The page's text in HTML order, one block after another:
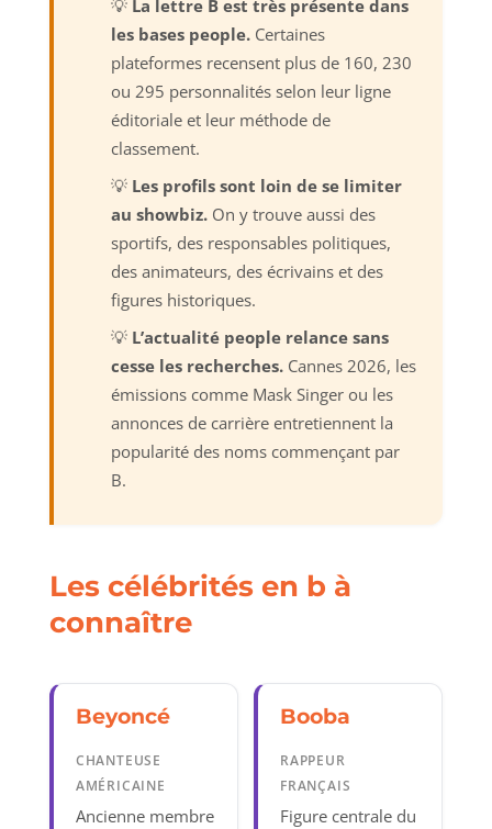
💡 La lettre B est très présente dans
les bases people.Certaines
plateformes recensent plus de 160, 230
ou 295 personnalités selon leur ligne
éditoriale et leur méthode de
classement.
💡 Les profils sont loin de se limiter
au showbiz.On y trouve aussi des
sportifs, des responsables politiques,
des animateurs, des écrivains et des
figures historiques.
💡 L’actualité people relance sans
cesse les recherches.Cannes 2026, les
émissions comme Mask Singer ou les
annonces de carrière entretiennent la
popularité des noms commençant par
B.
Les célébrités en b à
connaître
Beyoncé
CHANTEUSE
AMÉRICAINE
Ancienne membre
Booba
RAPPEUR
FRANÇAIS
Figure centrale du